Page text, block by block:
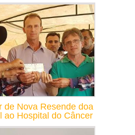
de Nova Resende doa
ao Hospital do Câncer